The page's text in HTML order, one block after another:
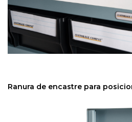
Ranura de encastre para